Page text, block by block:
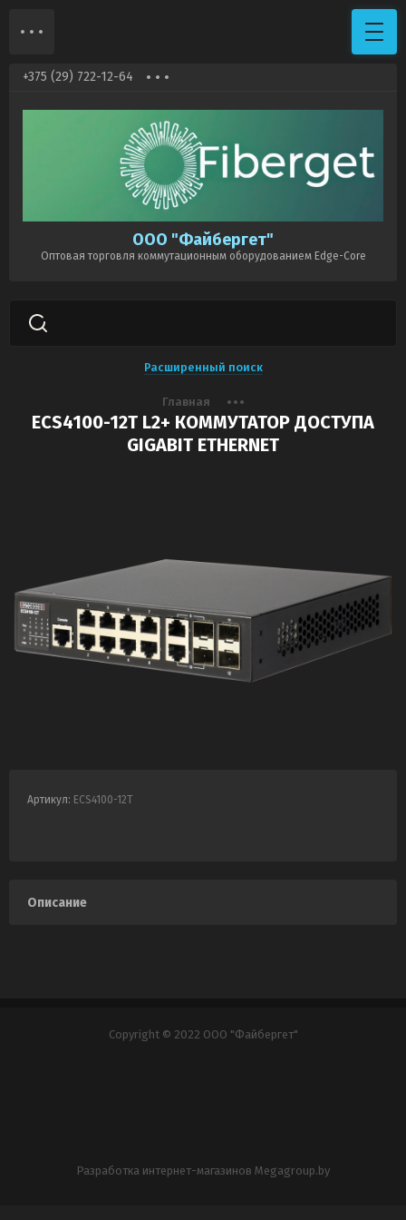
+375 (29) 722-12-64
ООО "Файбергет"
Оптовая торговля коммутационным оборудованием Edge-Core
Расширенный поиск
Главная
ECS4100-12T L2+ КОММУТАТОР ДОСТУПА
GIGABIT ETHERNET
Артикул: ECS4100-12T
Описание
Copyright © 2022 ООО "Файбергет"
Разработка интернет-магазинов Мegagroup.by